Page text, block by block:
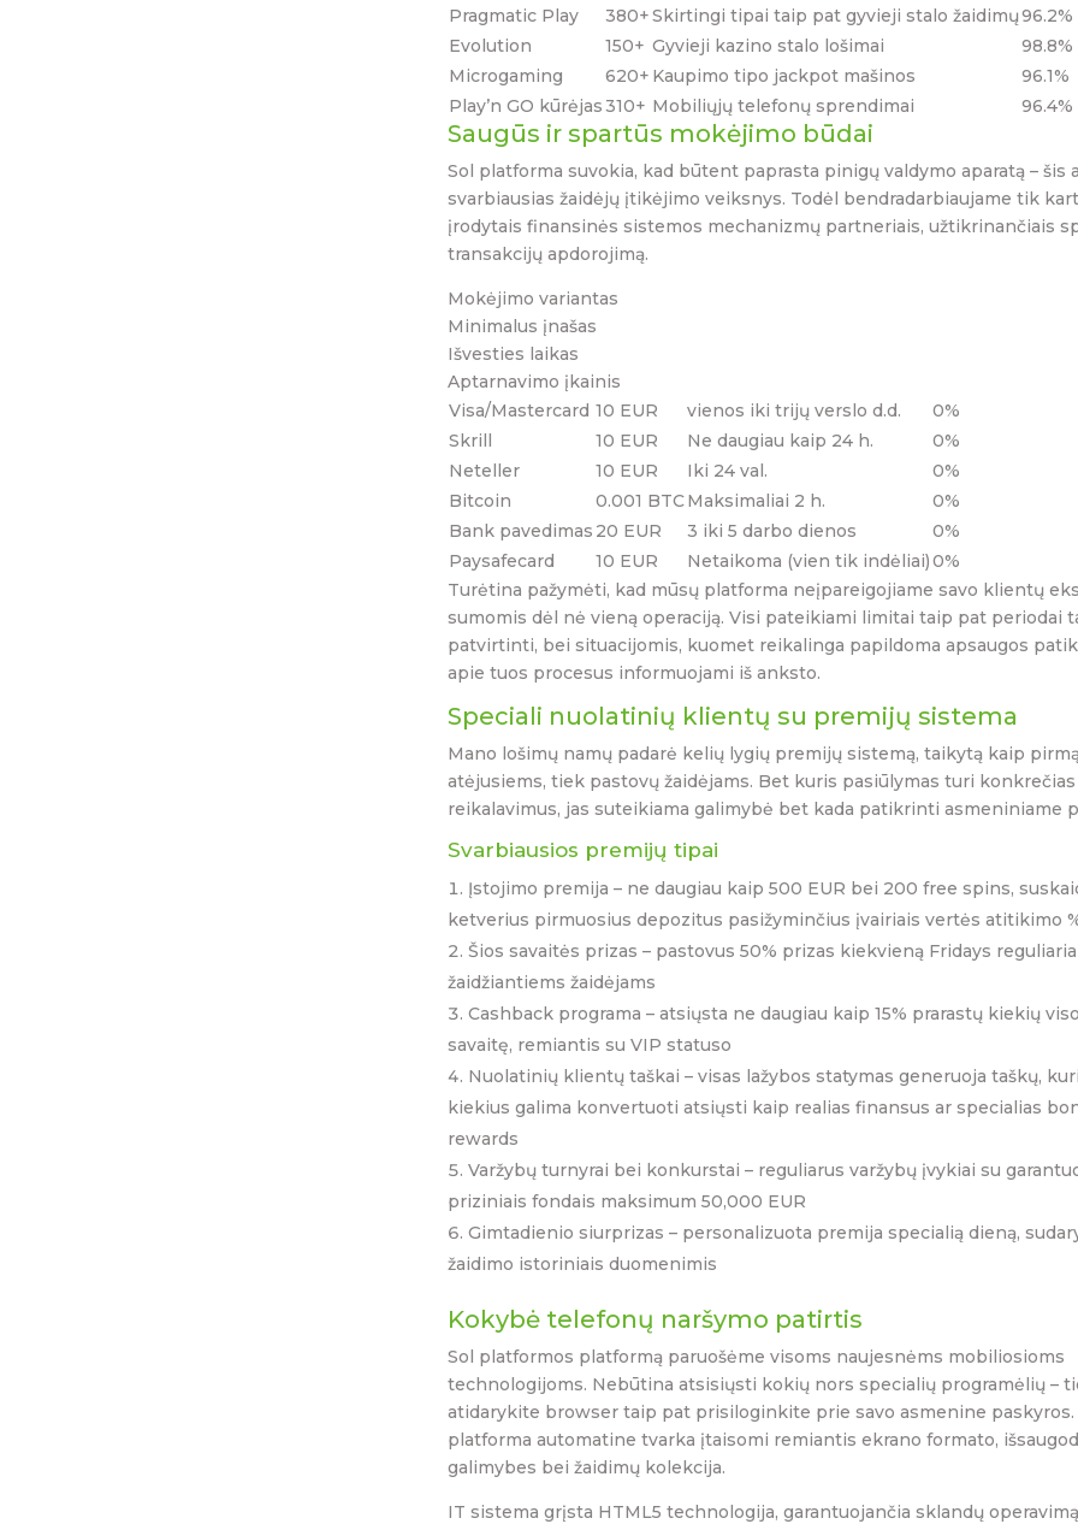
Pragmatic Play
380+Skirtingi tipai taip pat gyvieji stalo žaidimų96.2%
Evolution
150+ Gyvieji kazino stalo lošimai
98.8%
Microgaming
620+ Kaupimo tipo jackpot mašinos
96.1%
Play’n GO kūrėjas310+ Mobiliųjų telefonų sprendimai 96.4%
Saugūs ir spartūs mokėjimo būdai
Sol platforma suvokia, kad būtent paprasta pinigų valdymo aparatą – šis
svarbiausias žaidėjų įtikėjimo veiksnys. Todėl bendradarbiaujame tik
įrodytais finansinės sistemos mechanizmų partneriais, užtikrinančiais
transakcijų apdorojimą.
Mokėjimo variantas
Minimalus įnašas
Išvesties laikas
Aptarnavimo įkainis
Visa/Mastercard 10 EUR vienos iki trijų verslo d.d.
0%
Skrill
10 EUR Ne daugiau kaip 24 h.
0%
Neteller
10 EUR Iki 24 val.
0%
Bitcoin
0.001 BTCMaksimaliai 2 h.
0%
Bank pavedimas 20 EUR 3 iki 5 darbo dienos
0%
Paysafecard
10 EUR Netaikoma (vien tik indėliai)0%
Turėtina pažymėti, kad mūsų platforma neįpareigojiame savo klientų
sumomis dėl nė vieną operaciją. Visi pateikiami limitai taip pat periodai
patvirtinti, bei situacijomis, kuomet reikalinga papildoma apsaugos
apie tuos procesus informuojami iš anksto.
Speciali nuolatinių klientų su premijų sistema
Mano lošimų namų padarė kelių lygių premijų sistemą, taikytą kaip
atėjusiems, tiek pastovų žaidėjams. Bet kuris pasiūlymas turi konkrečias
reikalavimus, jas suteikiama galimybė bet kada patikrinti asmeniniame
Svarbiausios premijų tipai
Įstojimo premija – ne daugiau kaip 500 EUR bei 200 free spins,
ketverius pirmuosius depozitus pasižyminčius įvairiais vertės atitikimo
Šios savaitės prizas – pastovus 50% prizas kiekvieną Fridays
žaidžiantiems žaidėjams
Cashback programa – atsiųsta ne daugiau kaip 15% prarastų kiekių
savaitę, remiantis su VIP statuso
Nuolatinių klientų taškai – visas lažybos statymas generuoja taškų,
kiekius galima konvertuoti atsiųsti kaip realias finansus ar specialias
rewards
Varžybų turnyrai bei konkurstai – reguliarus varžybų įvykiai su
priziniais fondais maksimum 50,000 EUR
Gimtadienio siurprizas – personalizuota premija specialią dieną,
žaidimo istoriniais duomenimis
Kokybė telefonų naršymo patirtis
Sol platformos platformą paruošėme visoms naujesnėms mobiliosioms
technologijoms. Nebūtina atsisiųsti kokių nors specialių programėlių –
atidarykite browser taip pat prisiloginkite prie savo asmenine paskyros.
platforma automatine tvarka įtaisomi remiantis ekrano formato,
galimybes bei žaidimų kolekcija.
IT sistema grįsta HTML5 technologija, garantuojančia sklandų